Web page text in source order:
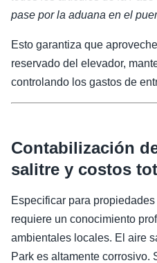
pase por la aduana en el
Esto garantiza que
reservado del elevador,
controlando los gastos de
Contabilización
salitre y costos
Especificar para
requiere un conocimiento
ambientales locales. El aire
Park es altamente corrosivo.